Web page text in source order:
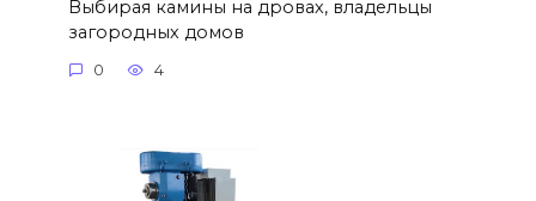
Выбирая камины на дровах, владельцы
загородных домов
0 4